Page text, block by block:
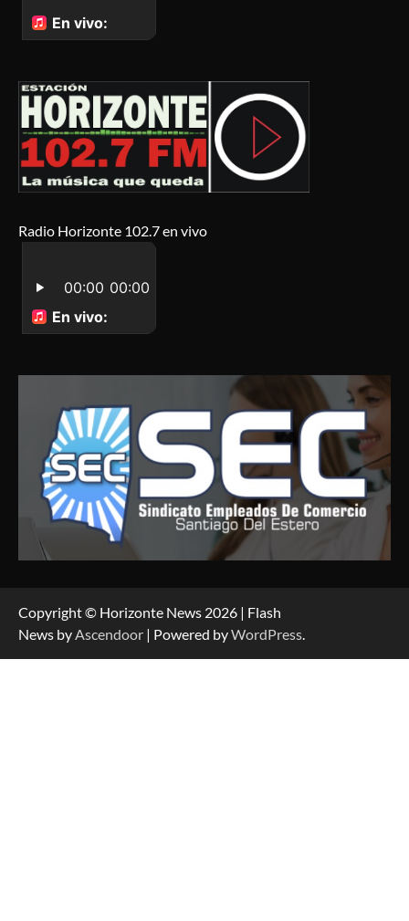
Radio Horizonte 102.7 en vivo
Copyright © Horizonte News 2026 | Flash
News byAscendoor | Powered byWordPress.